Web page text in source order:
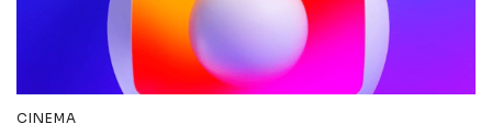
CINEMA